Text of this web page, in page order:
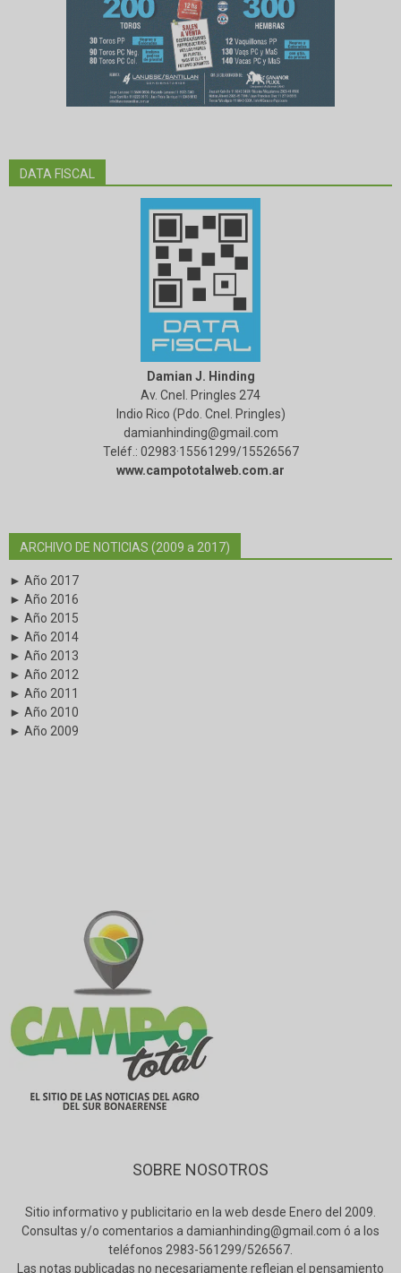
DATA FISCAL
Damian J. Hinding
Av. Cnel. Pringles 274
Indio Rico (Pdo. Cnel. Pringles)
damianhinding@gmail.com
Teléf.: 02983·15561299/15526567
www.campototalweb.com.ar
ARCHIVO DE NOTICIAS (2009 a 2017)
► Año 2017
► Año 2016
► Año 2015
► Año 2014
► Año 2013
► Año 2012
► Año 2011
► Año 2010
► Año 2009
SOBRE NOSOTROS
Sitio informativo y publicitario en la web desde Enero del 2009.
Consultas y/o comentarios a damianhinding@gmail.com ó a los
teléfonos 2983-561299/526567.
Las notas publicadas no necesariamente reflejan el pensamiento